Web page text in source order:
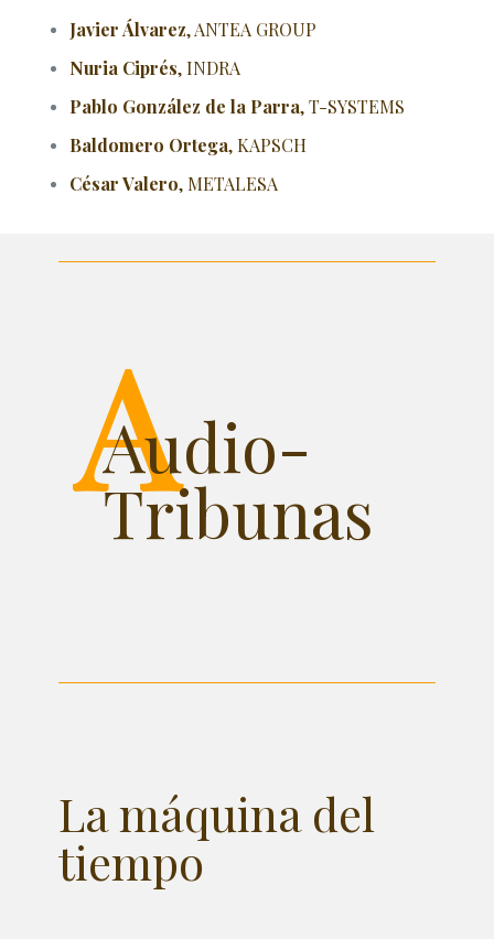
Javier Álvarez, ANTEA GROUP
Nuria Ciprés, INDRA
Pablo González de la Parra, T-SYSTEMS
Baldomero Ortega, KAPSCH
César Valero, METALESA
Audio-
Tribunas
La máquina del
tiempo